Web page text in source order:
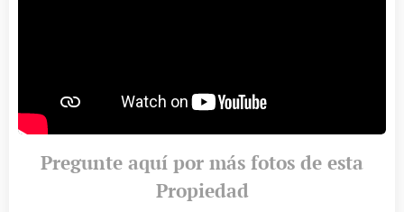
Pregunte aquí por más fotos de esta
Propiedad